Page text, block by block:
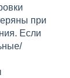
при
Если